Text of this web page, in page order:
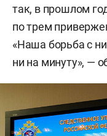
так, в прошлом
по трем
«Наша борьба с
ни на минуту», —